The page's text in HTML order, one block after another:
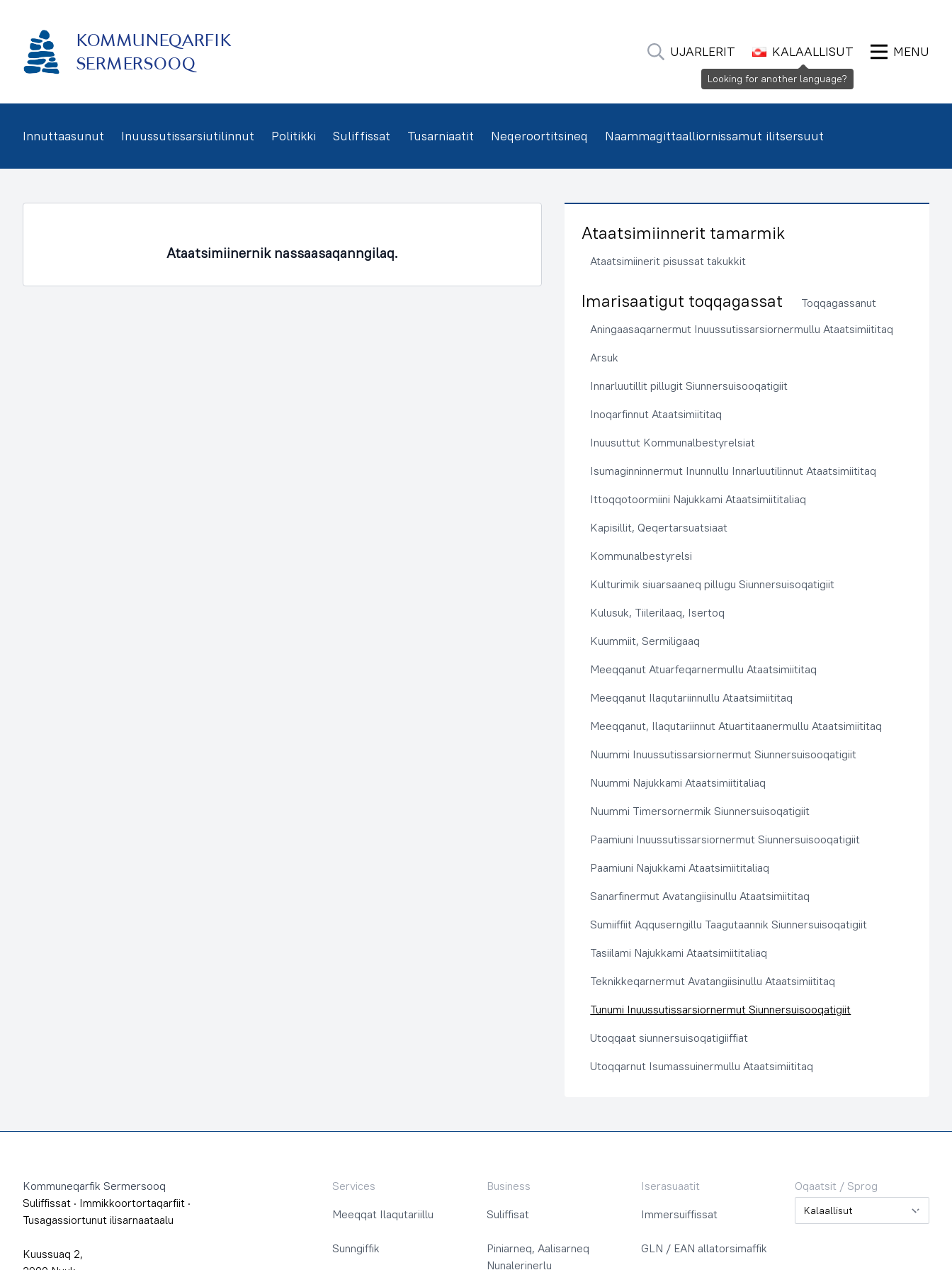
KOMMUNEQARFIK
SERMERSOOQ
UJARLERIT KALAALLISUT MENU
Innuttaasunut Inuussutissarsiutilinnut Politikki Suliffissat Tusarniaatit Neqeroortitsineq Naammagittaalliornissamut ilitsersuut
Ataatsimiinernik nassaasaqanngilaq.
Ataatsimiinnerit tamarmik
Ataatsimiinerit pisussat takukkit
Imarisaatigut toqqagassat
Toqqagassanut
Aningaasaqarnermut Inuussutissarsiornermullu Ataatsimiititaq
Arsuk
Innarluutillit pillugit Siunnersuisooqatigiit
Inoqarfinnut Ataatsimiititaq
Inuusuttut Kommunalbestyrelsiat
Isumaginninnermut Inunnullu Innarluutilinnut Ataatsimiititaq
Ittoqqotoormiini Najukkami Ataatsimiititaliaq
Kapisillit, Qeqertarsuatsiaat
Kommunalbestyrelsi
Kulturimik siuarsaaneq pillugu Siunnersuisoqatigiit
Kulusuk, Tiilerilaaq, Isertoq
Kuummiit, Sermiligaaq
Meeqqanut Atuarfeqarnermullu Ataatsimiititaq
Meeqqanut Ilaqutariinnullu Ataatsimiititaq
Meeqqanut, Ilaqutariinnut Atuartitaanermullu Ataatsimiititaq
Nuummi Inuussutissarsiornermut Siunnersuisooqatigiit
Nuummi Najukkami Ataatsimiititaliaq
Nuummi Timersornermik Siunnersuisoqatigiit
Paamiuni Inuussutissarsiornermut Siunnersuisooqatigiit
Paamiuni Najukkami Ataatsimiititaliaq
Sanarfinermut Avatangiisinullu Ataatsimiititaq
Sumiiffiit Aqquserngillu Taagutaannik Siunnersuisoqatigiit
Tasiilami Najukkami Ataatsimiititaliaq
Teknikkeqarnermut Avatangiisinullu Ataatsimiititaq
Tunumi Inuussutissarsiornermut Siunnersuisooqatigiit
Utoqqaat siunnersuisoqatigiiffiat
Utoqqarnut Isumassuinermullu Ataatsimiititaq
Kommuneqarfik Sermersooq
Suliffissat · Immikkoortortaqarfiit ·
Tusagassiortunut ilisarnaataalu
Kuussuaq 2,
Services
Meeqqat Ilaqutariillu
Sunngiffik
Business
Suliffisat
Piniarneq, Aalisarneq
Nunalerinerlu
Iserasuaatit
Immersuiffissat
GLN / EAN allatorsimaffik
Oqaatsit / Sprog
Oqaatsit / Sprog
Looking for another language?